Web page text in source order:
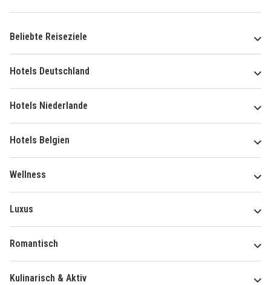
Beliebte Reiseziele
Hotels Deutschland
Hotels Niederlande
Hotels Belgien
Wellness
Luxus
Romantisch
Kulinarisch & Aktiv